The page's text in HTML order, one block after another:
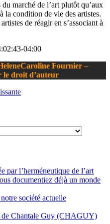
marché de l’art plutôt qu’aux
la condition de vie des artistes.
de réagir en s’associant à
04:00
Fournier –
le droit d’auteur
par l’herméneutique de l’art
documentiez déjà un monde
société actuelle
de Chantale Guy (CHAGUY)